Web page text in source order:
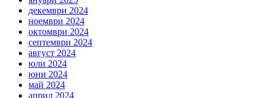
декември 2024
ноември 2024
октомври 2024
септември 2024
август 2024
юли 2024
юни 2024
май 2024
април 2024